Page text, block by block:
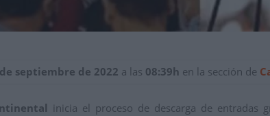
septiembre de 2022 a las 08:39h en la sección de
inicia el proceso de descarga de